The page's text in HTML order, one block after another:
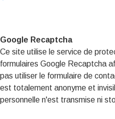
Google Recaptcha
Ce site utilise le service de
formulaires Google Recaptcha
pas utiliser le formulaire de
est totalement anonyme et
personnelle n'est transmise ni